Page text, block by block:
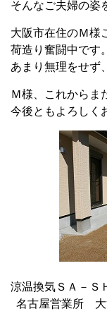
そんなご夫婦の姿
大阪市在住のＭ様
荷造り奮闘中です。
あまり無理をせず
Ｍ様、これからま
今後ともよろしく
涼温換気ＳＡ－Ｓ
名古屋営業所 大